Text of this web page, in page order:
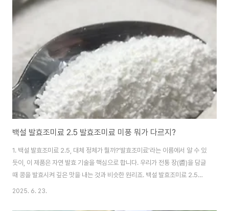
이 높아지므로, 익혀 먹는 것도 좋습니다. 🍅 비타민 C: 면역력 강화, 피부 미
용, 피로 회복에 필수적인 비타민입니다. 방울토마토 몇 개만으로도 하루 권장
량의 상당 부분을 섭취할 수 있습니다. 🍅 베타카로틴 (Beta-carotene): ..
백설 발효조미료 2.5 발효조미료 미풍 뭐가 다르지?
1. 백설 발효조미료 2.5, 대체 정체가 뭘까?'발효조미료'라는 이름에서 알 수 있
듯이, 이 제품은 자연 발효 기술을 핵심으로 합니다. 우리가 전통 장(醬)을 담글
때 콩을 발효시켜 깊은 맛을 내는 것과 비슷한 원리죠. 백설 발효조미료 2.5는
콩, 밀 등 식물성 재료를 발효시키는 과정에서 자연스럽게 생성되는 다양한 맛
2025. 6. 23.